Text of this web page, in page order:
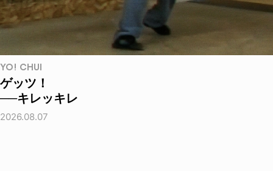
YO! CHUI
ゲッツ！
──キレッキレ
2026.08.07